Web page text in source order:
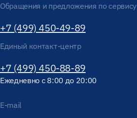
Обращения и предложения по сервису
+7 (499) 450-49-89
Единый контакт-центр
+7 (499) 450-88-89
Ежедневно с 8:00 до 20:00
E-mail